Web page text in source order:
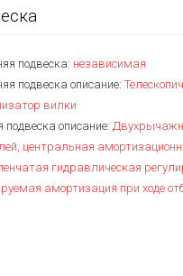
подвеска: независимая
подвеска описание:
вилки
подвеска описание:
центральная
гидравлическая
амортизация при ходе